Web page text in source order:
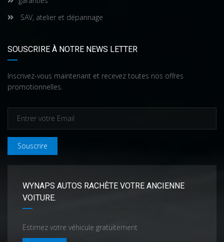
SAV, atelier et dépannage
SOUSCRIRE À NOTRE NEWS LETTER
Inscrivez-vous maintenant et recevez toutes nos offres
promotionnelles.
Souscrire
WYNAPS AUTOS RACHÈTE VOTRE ANCIENNE
VOITURE.
Estimez votre véhicule gratuitement